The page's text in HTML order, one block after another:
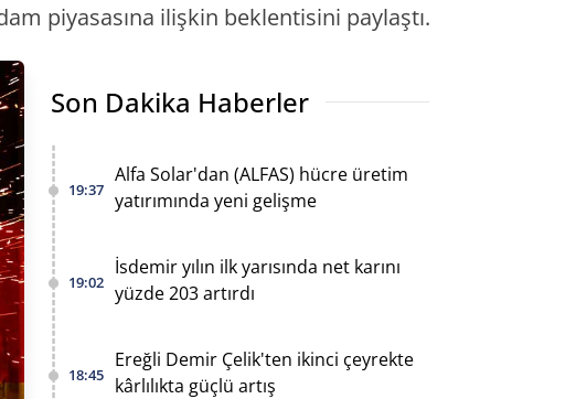
piyasasına ilişkin beklentisini paylaştı.
Son Dakika Haberler
19:37
Alfa Solar'dan (ALFAS) hücre üretim
yatırımında yeni gelişme
19:02
İsdemir yılın ilk yarısında net karını
yüzde 203 artırdı
18:45
Ereğli Demir Çelik'ten ikinci çeyrekte
kârlılıkta güçlü artış